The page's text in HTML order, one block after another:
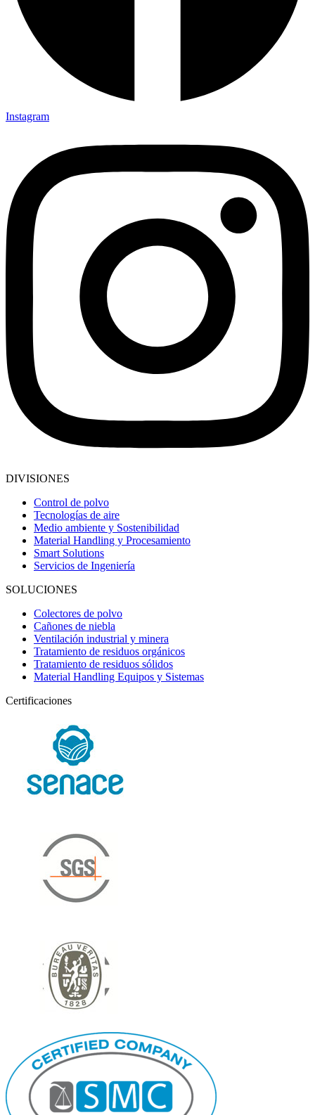
Instagram
DIVISIONES
Control de polvo
Tecnologías de aire
Medio ambiente y Sostenibilidad
Material Handling y Procesamiento
Smart Solutions
Servicios de Ingeniería
SOLUCIONES
Colectores de polvo
Cañones de niebla
Ventilación industrial y minera
Tratamiento de residuos orgánicos
Tratamiento de residuos sólidos
Material Handling Equipos y Sistemas
Certificaciones